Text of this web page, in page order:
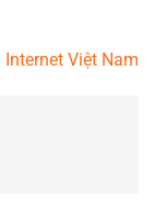
Internet Việt Nam